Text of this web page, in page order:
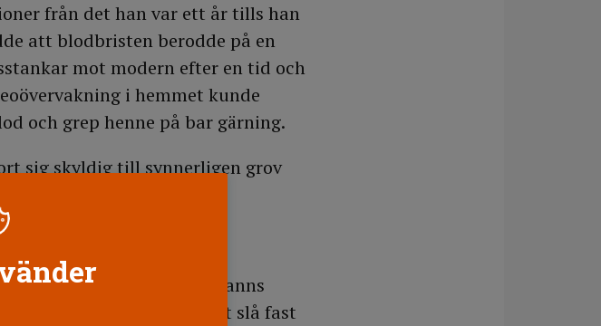
från det han var ett år tills han
att blodbristen berodde på en
mot modern efter en tid och
i hemmet kunde
och grep henne på bar gärning.
sig skyldig till synnerligen grov
men hävdar att det fanns
har inte kunnat slå fast